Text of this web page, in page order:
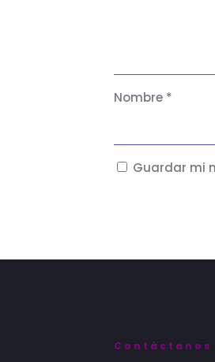
Nombre *
Guardar mi
Contáctanos